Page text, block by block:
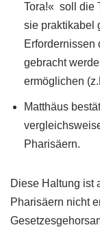
Tora!« soll die
sie praktikabel
Erfordernissen
gebracht
ermöglichen
Matthäus
Pharisäern.
Diese Haltung ist
Pharisäern nicht